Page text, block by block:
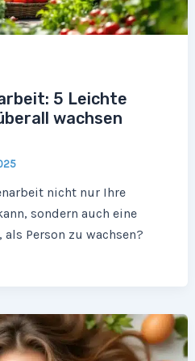
5 Leichte
wachsen
nicht nur Ihre
sondern auch eine
Person zu wachsen?